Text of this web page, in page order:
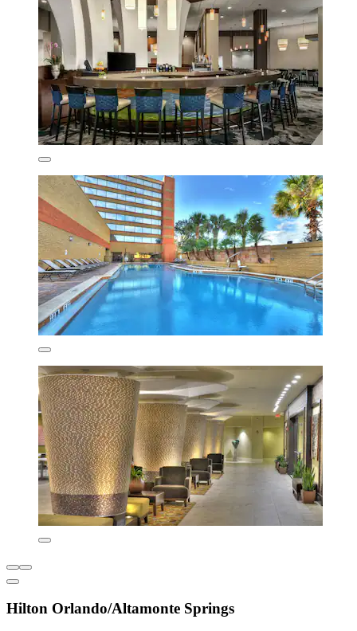
Hilton Orlando/Altamonte Springs